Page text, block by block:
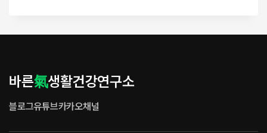
바른氣생활건강연구소
블로그유튜브카카오채널